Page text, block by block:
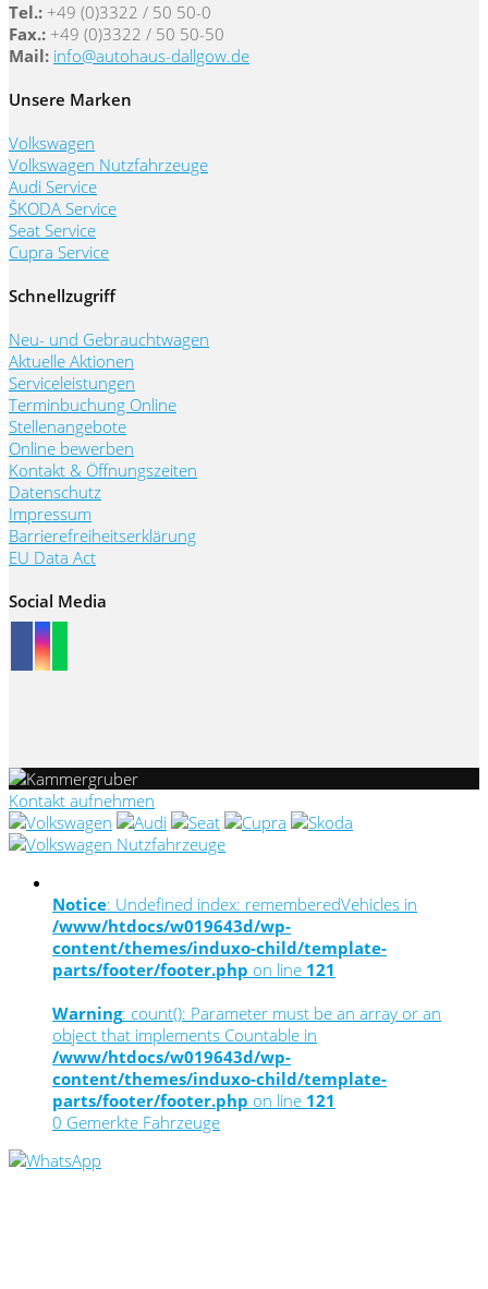
Tel.: +49 (0)3322 / 50 50-0
Fax.: +49 (0)3322 / 50 50-50
Mail: info@autohaus-dallgow.de
Unsere Marken
Volkswagen
Volkswagen Nutzfahrzeuge
Audi Service
ŠKODA Service
Seat Service
Cupra Service
Schnellzugriff
Neu- und Gebrauchtwagen
Aktuelle Aktionen
Serviceleistungen
Terminbuchung Online
Stellenangebote
Online bewerben
Kontakt & Öffnungszeiten
Datenschutz
Impressum
Barrierefreiheitserklärung
EU Data Act
Social Media
Kontakt aufnehmen
Notice: Undefined index: rememberedVehicles in
/www/htdocs/w019643d/wp-
content/themes/induxo-child/template-
parts/footer/footer.php on line 121
Warning: count(): Parameter must be an array or an
object that implements Countable in
/www/htdocs/w019643d/wp-
content/themes/induxo-child/template-
parts/footer/footer.php on line 121
0 Gemerkte Fahrzeuge